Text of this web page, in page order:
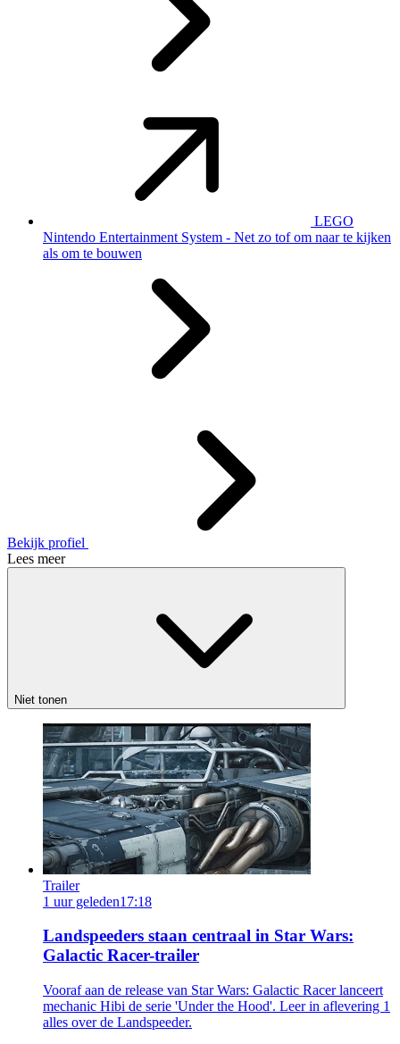
LEGO
Nintendo Entertainment System - Net zo tof om naar te kijken
als om te bouwen
Bekijk profiel
Lees meer
Niet tonen
Trailer
1 uur geleden17:18
Landspeeders staan centraal in Star Wars:
Galactic Racer-trailer
Vooraf aan de release van Star Wars: Galactic Racer lanceert
mechanic Hibi de serie 'Under the Hood'. Leer in aflevering 1
alles over de Landspeeder.